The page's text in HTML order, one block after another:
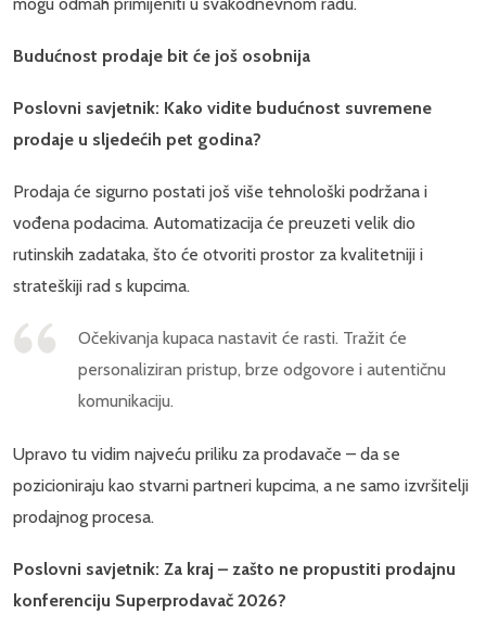
Budućnost prodaje bit će još osobnija
Poslovni savjetnik: Kako vidite budućnost suvremene
prodaje u sljedećih pet godina?
Prodaja će sigurno postati još više tehnološki podržana i
vođena podacima. Automatizacija će preuzeti velik dio
rutinskih zadataka, što će otvoriti prostor za kvalitetniji i
strateškiji rad s kupcima.
Očekivanja kupaca nastavit će rasti. Tražit će
personaliziran pristup, brze odgovore i autentičnu
komunikaciju.
Upravo tu vidim najveću priliku za prodavače – da se
pozicioniraju kao stvarni partneri kupcima, a ne samo izvršitelji
prodajnog procesa.
Poslovni savjetnik: Za kraj – zašto ne propustiti prodajnu
konferenciju Superprodavač 2026?